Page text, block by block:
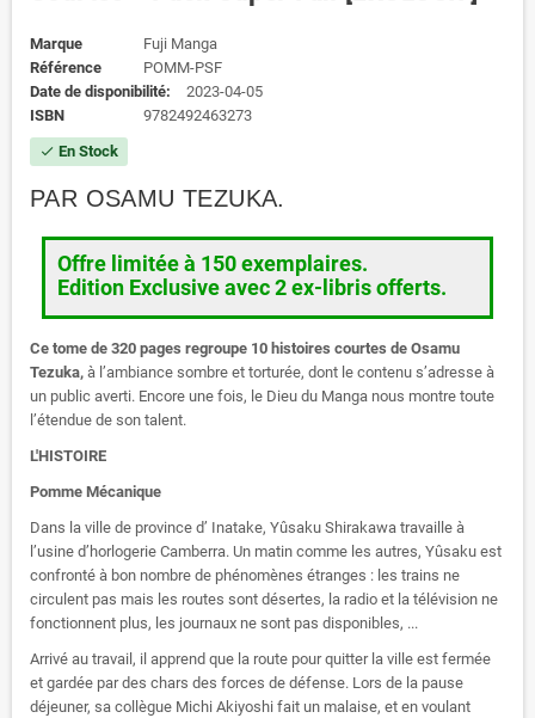
Marque
Fuji Manga
Référence
POMM-PSF
Date de disponibilité:
2023-04-05
ISBN
9782492463273
check En Stock
PAR OSAMU TEZUKA.
Offre limitée à 150 exemplaires.
Edition Exclusive avec 2 ex-libris offerts.
Ce tome de 320 pages regroupe 10 histoires courtes de Osamu
Tezuka, à l’ambiance sombre et torturée, dont le contenu s’adresse à
un public averti. Encore une fois, le Dieu du Manga nous montre toute
l’étendue de son talent.
L'HISTOIRE
Pomme Mécanique
Dans la ville de province d’ Inatake, Yûsaku Shirakawa travaille à
l’usine d’horlogerie Camberra. Un matin comme les autres, Yûsaku est
confronté à bon nombre de phénomènes étranges : les trains ne
circulent pas mais les routes sont désertes, la radio et la télévision ne
fonctionnent plus, les journaux ne sont pas disponibles, ...
Arrivé au travail, il apprend que la route pour quitter la ville est fermée
et gardée par des chars des forces de défense. Lors de la pause
déjeuner, sa collègue Michi Akiyoshi fait un malaise, et en voulant